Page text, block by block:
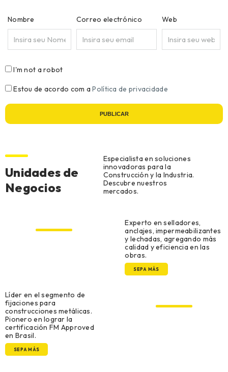
Nombre Correo electrónico Web
I'm not a robot
Estou de acordo com aPolítica de privacidade
PUBLICAR
Unidades de
Negocios
Especialista en soluciones
innovadoras para la
Construcción y la Industria.
Descubre nuestros
mercados.
Experto en selladores,
anclajes, impermeabilizantes
y lechadas, agregando más
calidad y eficiencia en las
obras.
SEPA MÁS
Líder en el segmento de
fijaciones para
construcciones metálicas.
Pionero en lograr la
certificación FM Approved
en Brasil.
SEPA MÁS